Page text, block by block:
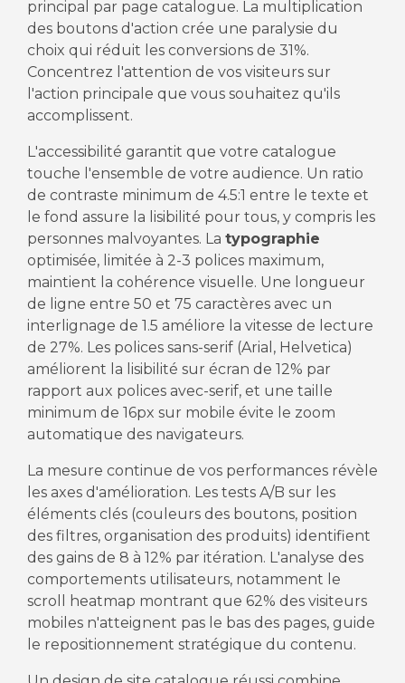
principal par page catalogue. La multiplication
des boutons d'action crée une paralysie du
choix qui réduit les conversions de 31%.
Concentrez l'attention de vos visiteurs sur
l'action principale que vous souhaitez qu'ils
accomplissent.
L'accessibilité garantit que votre catalogue
touche l'ensemble de votre audience. Un ratio
de contraste minimum de 4.5:1 entre le texte et
le fond assure la lisibilité pour tous, y compris les
personnes malvoyantes. La typographie
optimisée, limitée à 2-3 polices maximum,
maintient la cohérence visuelle. Une longueur
de ligne entre 50 et 75 caractères avec un
interlignage de 1.5 améliore la vitesse de lecture
de 27%. Les polices sans-serif (Arial, Helvetica)
améliorent la lisibilité sur écran de 12% par
rapport aux polices avec-serif, et une taille
minimum de 16px sur mobile évite le zoom
automatique des navigateurs.
La mesure continue de vos performances révèle
les axes d'amélioration. Les tests A/B sur les
éléments clés (couleurs des boutons, position
des filtres, organisation des produits) identifient
des gains de 8 à 12% par itération. L'analyse des
comportements utilisateurs, notamment le
scroll heatmap montrant que 62% des visiteurs
mobiles n'atteignent pas le bas des pages, guide
le repositionnement stratégique du contenu.